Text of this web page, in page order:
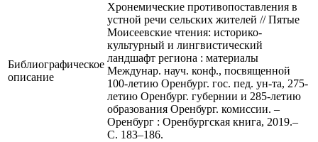
Библиографическое
описание
Хронемические противопоставления в
устной речи сельских жителей // Пятые
Моисеевские чтения: историко-
культурный и лингвистический
ландшафт региона : материалы
Междунар. науч. конф., посвященной
100-летию Оренбург. гос. пед. ун-та, 275-
летию Оренбург. губернии и 285-летию
образования Оренбург. комиссии. –
Оренбург : Оренбургская книга, 2019.–
С. 183–186.